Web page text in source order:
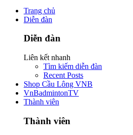
Trang chủ
Diễn đàn
Diễn đàn
Liên kết nhanh
Tìm kiếm diễn đàn
Recent Posts
Shop Cầu Lông VNB
VnBadmintonTV
Thành viên
Thành viên